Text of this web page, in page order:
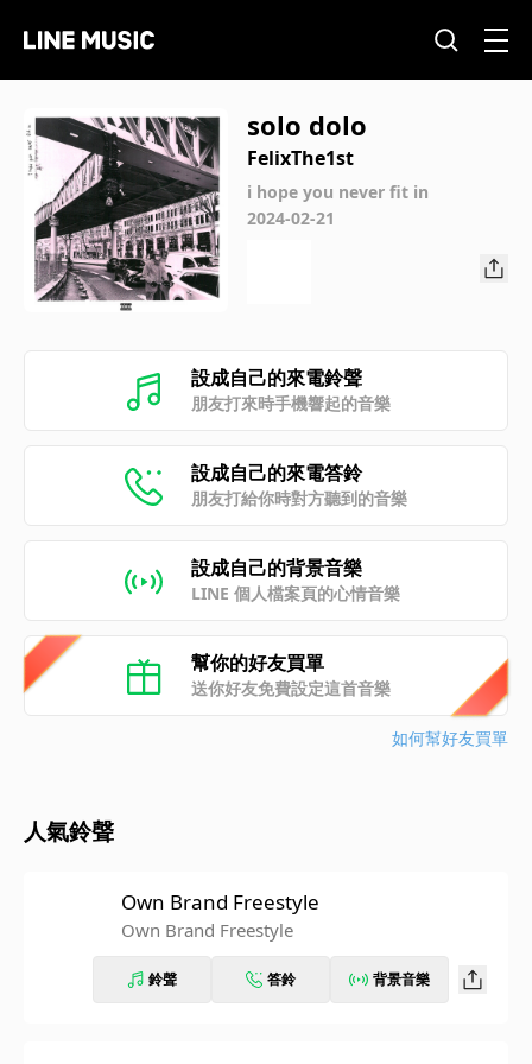
solo dolo
FelixThe1st
i hope you never fit in
2024-02-21
設成自己的來電鈴聲
朋友打來時手機響起的音樂
設成自己的來電答鈴
朋友打給你時對方聽到的音樂
設成自己的背景音樂
LINE 個人檔案頁的心情音樂
幫你的好友買單
送你好友免費設定這首音樂
如何幫好友買單
人氣鈴聲
Own Brand Freestyle
Own Brand Freestyle
鈴聲 答鈴 背景音樂